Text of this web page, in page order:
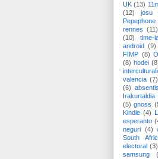
UK (13)
(12)
josu
Pepephone
rennes (11)
(10)
time-
android (9)
FIMP (8)
(8) hodei
valencia (7)
(6)
Irakurtaldia
(5) gnoss
Kindle (4)
esperanto
neguri (4)
South
electoral (3)
samsung